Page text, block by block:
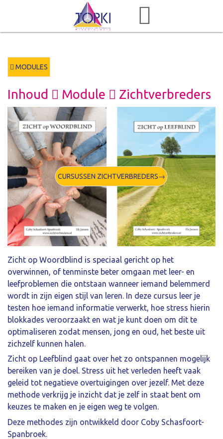
MODULES
Inhoud Module Zichtverbreders
CURSUSSEN ZICHTVERBREDERS→
Zicht op Woordblind is speciaal gericht op het
overwinnen, of tenminste beter omgaan met leer- en
leefproblemen die ontstaan wanneer iemand belemmerd
wordt in zijn eigen stijl van leren. In deze cursus leer je
testen hoe iemand informatie verwerkt, hoe stress hierin
blokkades veroorzaakt en wat je kunt doen om dit te
optimaliseren zodat mensen, jong en oud, het beste uit
zichzelf kunnen halen.
Zicht op Leefblind gaat over het zo ontspannen mogelijk
bereiken van je doel. Stress uit het verleden heeft vaak
geleid tot negatieve overtuigingen over jezelf. Met deze
methode verkrijg je inzicht dat je zelf in staat bent om
keuzes te maken en je eigen weg te volgen.
Deze methodes zijn ontwikkeld door Coby Schasfoort-
Spanbroek.